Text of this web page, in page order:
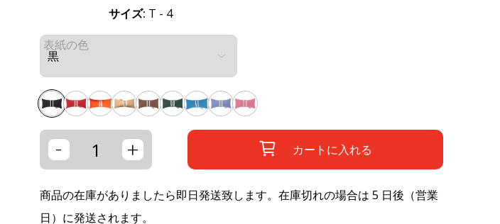
サイズ: T - 4
表紙の色
- + カートに入れる
商品の在庫がありましたら即日発送致します。在庫切れの場合は 5 日後（営業
日）に発送されます。